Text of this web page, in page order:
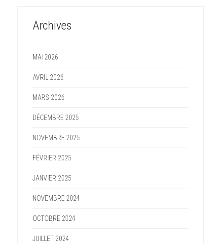
Archives
MAI 2026
AVRIL 2026
MARS 2026
DÉCEMBRE 2025
NOVEMBRE 2025
FÉVRIER 2025
JANVIER 2025
NOVEMBRE 2024
OCTOBRE 2024
JUILLET 2024